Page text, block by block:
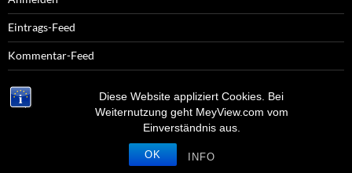
Diese Website appliziert Cookies. Bei
Weiternutzung geht MeyView.com vom
Einverständnis aus.
OK INFO
Eintrags-Feed
Kommentar-Feed
WordPress.org